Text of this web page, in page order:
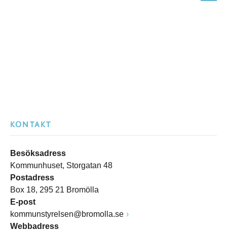
KONTAKT
Besöksadress
Kommunhuset, Storgatan 48
Postadress
Box 18, 295 21 Bromölla
E-post
kommunstyrelsen@bromolla.se
Webbadress